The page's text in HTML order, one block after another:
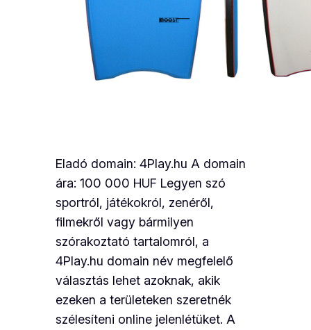
Eladó domain: 4Play.hu A domain
ára: 100 000 HUF Legyen szó
sportról, játékokról, zenéről,
filmekről vagy bármilyen
szórakoztató tartalomról, a
4Play.hu domain név megfelelő
választás lehet azoknak, akik
ezeken a területeken szeretnék
szélesíteni online jelenlétüket. A